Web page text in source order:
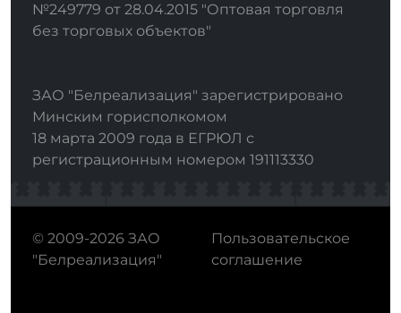
№249779 от 28.04.2015 "Оптовая торговля
без торговых объектов"
ЗАО "Белреализация" зарегистрировано
Минским горисполкомом
18 марта 2009 года в ЕГРЮЛ с
регистрационным номером 191113330
© 2009-2026 ЗАО
"Белреализация"
Пользовательское
соглашение